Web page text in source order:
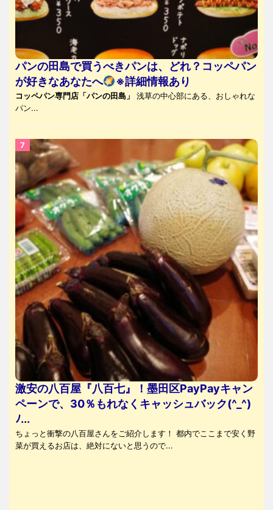
パンの田島で買うべきパンは、どれ？コッペパン
が好きなあなたへ
※詳細情報あり
コッペパン専門店「パンの田島」
浅草の中心部にある、おしゃれな
パン...
激安の八百屋『八百七』！墨田区PayPayキャン
ペーンで、30％もれなくキャッシュバック(^_^)
ﾉ...
ちょっと衝撃の八百屋さんをご紹介します！ 都内でここまで安く野
菜が買えるお店は、絶対にないと思うので...